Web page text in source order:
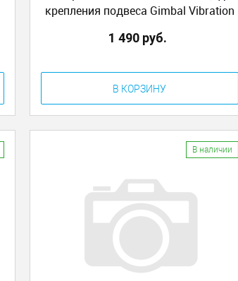
крепления подвеса Gimbal Vibration
1 490 руб.
В КОРЗИНУ
В наличии